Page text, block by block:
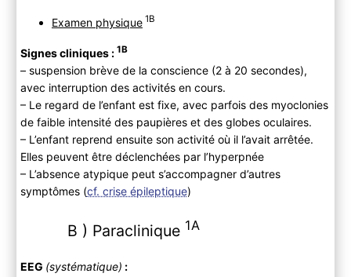
Examen physique 1B
Signes cliniques : 1B
– suspension brève de la conscience (2 à 20 secondes),
avec interruption des activités en cours.
– Le regard de l’enfant est fixe, avec parfois des myoclonies
de faible intensité des paupières et des globes oculaires.
– L’enfant reprend ensuite son activité où il l’avait arrêtée.
Elles peuvent être déclenchées par l’hyperpnée
– L’absence atypique peut s’accompagner d’autres
symptômes (cf. crise épileptique)
B ) Paraclinique 1A
EEG (systématique) :